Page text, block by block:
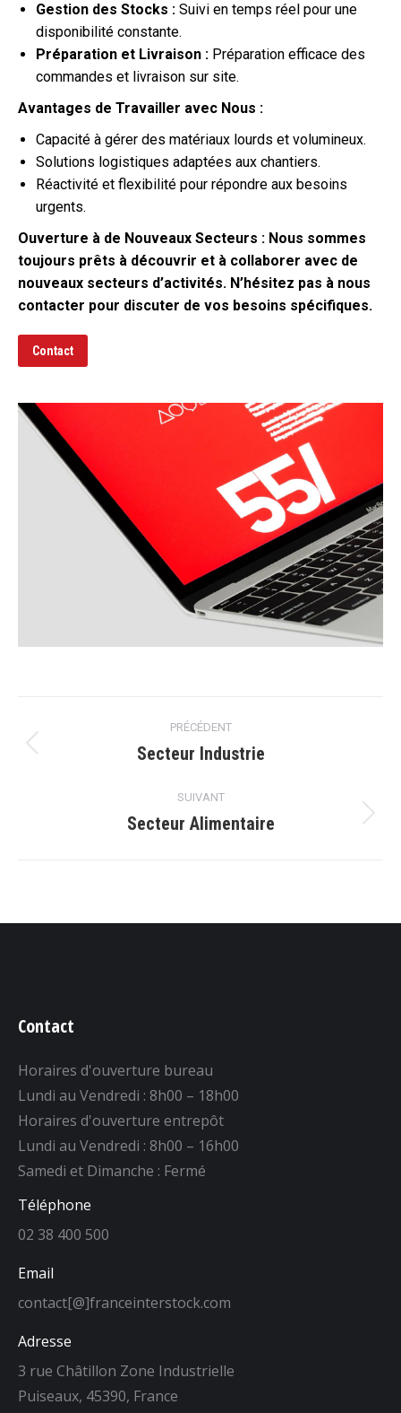
Gestion des Stocks : Suivi en temps réel pour une
disponibilité constante.
Préparation et Livraison : Préparation efficace des
commandes et livraison sur site.
Avantages de Travailler avec Nous :
Capacité à gérer des matériaux lourds et volumineux.
Solutions logistiques adaptées aux chantiers.
Réactivité et flexibilité pour répondre aux besoins
urgents.
Ouverture à de Nouveaux Secteurs : Nous sommes
toujours prêts à découvrir et à collaborer avec de
nouveaux secteurs d’activités. N’hésitez pas à nous
contacter pour discuter de vos besoins spécifiques.
Contact
de
commentaire
PRÉCÉDENT
Onglet
Secteur Industrie
SUIVANT
Projets
Secteur Alimentaire
Contact
Horaires d'ouverture bureau
Lundi au Vendredi : 8h00 – 18h00
Horaires d'ouverture entrepôt
Lundi au Vendredi : 8h00 – 16h00
Samedi et Dimanche : Fermé
Téléphone
02 38 400 500
Email
contact[@]franceinterstock.com
Adresse
3 rue Châtillon Zone Industrielle
Puiseaux, 45390, France